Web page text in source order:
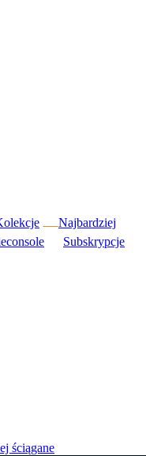
Najbardziej
Subskrypcje
ściągane